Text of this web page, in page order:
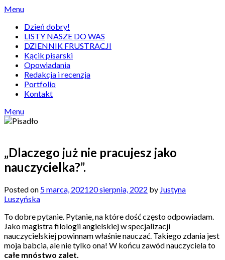
Skip
content
Menu
Dzień dobry!
LISTY NASZE DO WAS
DZIENNIK FRUSTRACJI
Kącik pisarski
Opowiadania
Redakcja i recenzja
Portfolio
Kontakt
Menu
„Dlaczego już nie pracujesz jako
nauczycielka?”.
Posted on 5 marca, 202120 sierpnia, 2022 by Justyna
Luszyńska
To dobre pytanie. Pytanie, na które dość często odpowiadam.
Jako magistra filologii angielskiej w specjalizacji
nauczycielskiej powinnam właśnie nauczać. Takiego zdania jest
moja babcia, ale nie tylko ona! W końcu zawód nauczyciela to
całe mnóstwo zalet.